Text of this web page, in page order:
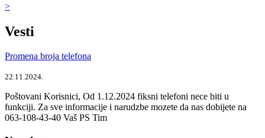
>
Vesti
Promena broja telefona
22.11.2024.
Poštovani Korisnici, Od 1.12.2024 fiksni telefoni nece biti u
funkciji. Za sve informacije i narudzbe mozete da nas dobijete na
063-108-43-40 Vaš PS Tim